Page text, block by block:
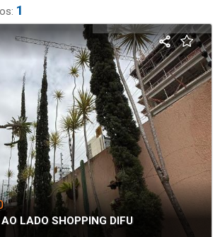
1
LADO SHOPPING DIFU